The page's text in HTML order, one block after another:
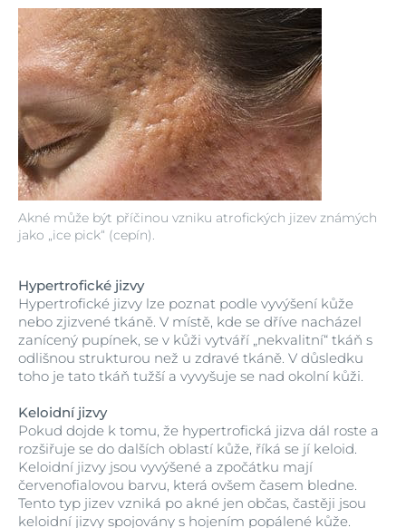
Akné může být příčinou vzniku atrofických jizev známých
jako „ice pick“ (cepín).
Hypertrofické jizvy
Hypertrofické jizvy lze poznat podle vyvýšení kůže
nebo zjizvené tkáně. V místě, kde se dříve nacházel
zanícený pupínek, se v kůži vytváří „nekvalitní“ tkáň s
odlišnou strukturou než u zdravé tkáně. V důsledku
toho je tato tkáň tužší a vyvyšuje se nad okolní kůži.
Keloidní jizvy
Pokud dojde k tomu, že hypertrofická jizva dál roste a
rozšiřuje se do dalších oblastí kůže, říká se jí keloid.
Keloidní jizvy jsou vyvýšené a zpočátku mají
červenofialovou barvu, která ovšem časem bledne.
Tento typ jizev vzniká po akné jen občas, častěji jsou
keloidní jizvy spojovány s hojením popálené kůže.